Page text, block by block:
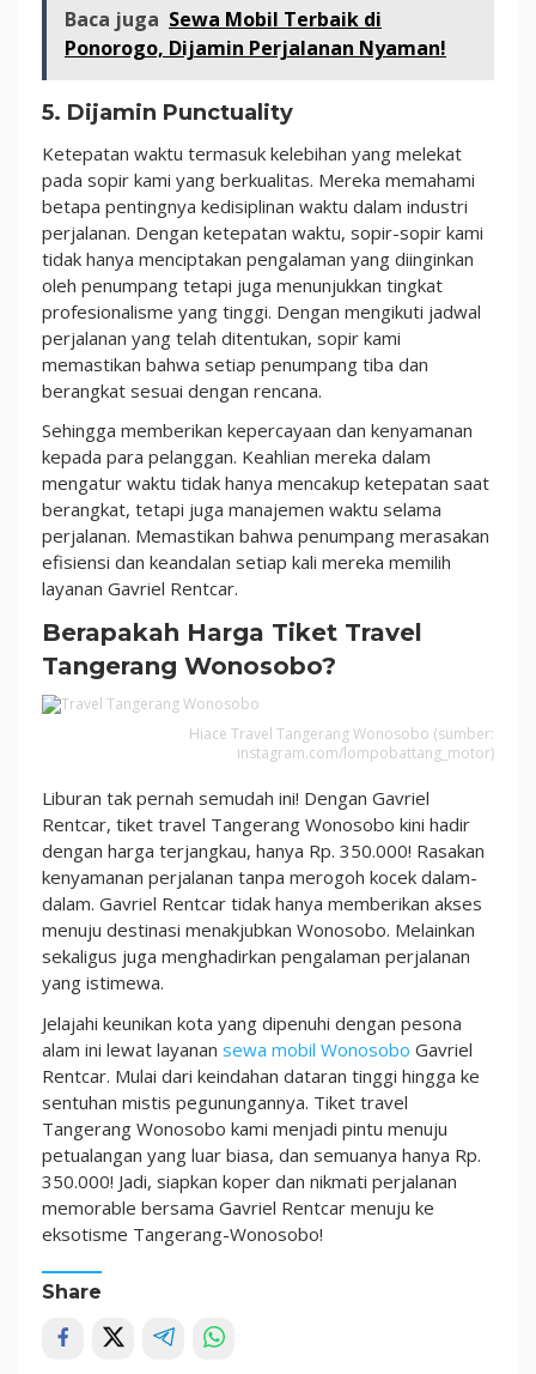
Baca juga Sewa Mobil Terbaik di
Ponorogo, Dijamin Perjalanan Nyaman!
5. Dijamin Punctuality
Ketepatan waktu termasuk kelebihan yang melekat
pada sopir kami yang berkualitas. Mereka memahami
betapa pentingnya kedisiplinan waktu dalam industri
perjalanan. Dengan ketepatan waktu, sopir-sopir kami
tidak hanya menciptakan pengalaman yang diinginkan
oleh penumpang tetapi juga menunjukkan tingkat
profesionalisme yang tinggi. Dengan mengikuti jadwal
perjalanan yang telah ditentukan, sopir kami
memastikan bahwa setiap penumpang tiba dan
berangkat sesuai dengan rencana.
Sehingga memberikan kepercayaan dan kenyamanan
kepada para pelanggan. Keahlian mereka dalam
mengatur waktu tidak hanya mencakup ketepatan saat
berangkat, tetapi juga manajemen waktu selama
perjalanan. Memastikan bahwa penumpang merasakan
efisiensi dan keandalan setiap kali mereka memilih
layanan Gavriel Rentcar.
Berapakah Harga Tiket Travel
Tangerang Wonosobo?
Hiace Travel Tangerang Wonosobo (sumber:
instagram.com/lompobattang_motor)
Liburan tak pernah semudah ini! Dengan Gavriel
Rentcar, tiket travel Tangerang Wonosobo kini hadir
dengan harga terjangkau, hanya Rp. 350.000! Rasakan
kenyamanan perjalanan tanpa merogoh kocek dalam-
dalam. Gavriel Rentcar tidak hanya memberikan akses
menuju destinasi menakjubkan Wonosobo. Melainkan
sekaligus juga menghadirkan pengalaman perjalanan
yang istimewa.
Jelajahi keunikan kota yang dipenuhi dengan pesona
alam ini lewat layanan sewa mobil Wonosobo Gavriel
Rentcar. Mulai dari keindahan dataran tinggi hingga ke
sentuhan mistis pegunungannya. Tiket travel
Tangerang Wonosobo kami menjadi pintu menuju
petualangan yang luar biasa, dan semuanya hanya Rp.
350.000! Jadi, siapkan koper dan nikmati perjalanan
memorable bersama Gavriel Rentcar menuju ke
eksotisme Tangerang-Wonosobo!
Share